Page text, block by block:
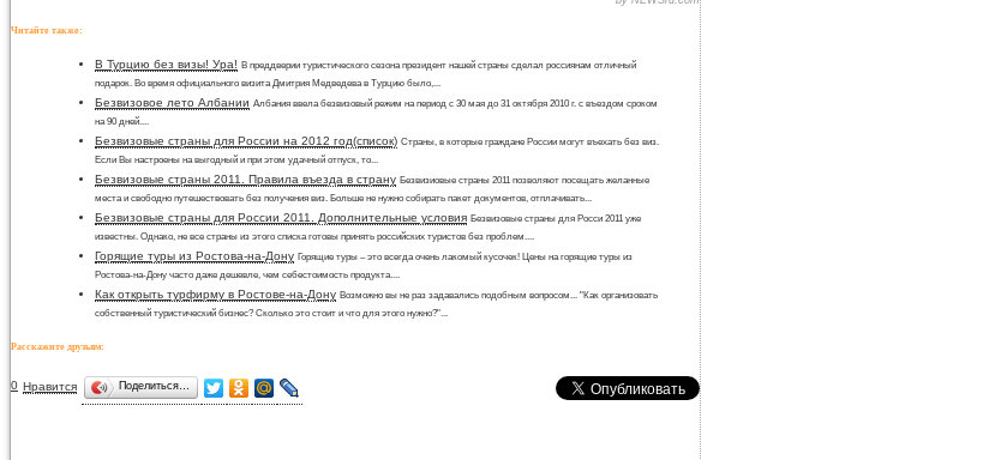
Читайте также:
В Турцию без визы! Ура! В преддверии туристического сезона президент нашей страны сделал россиянам отличный
подарок. Во время официального визита Дмитрия Медведева в Турцию было,...
Безвизовое лето Албании Албания ввела безвизовый режим на период с 30 мая до 31 октября 2010 г. с въездом сроком
на 90 дней....
Безвизовые страны для России на 2012 год(список) Cтраны, в которые граждане России могут въехать без виз.
Если Вы настроены на выгодный и при этом удачный отпуск, то...
Безвизовые страны 2011. Правила въезда в страну Безвизиовые страны 2011 позволяют посещать желанные
места и свободно путешествовать без получения виз. Больше не нужно собирать пакет документов, отплачивать...
Безвизовые страны для России 2011. Дополнительные условия Безвизовые страны для Росси 2011 уже
известны. Однако, не все страны из этого списка готовы принять российских туристов без проблем....
Горящие туры из Ростова-на-Дону Горящие туры – это всегда очень лакомый кусочек! Цены на горящие туры из
Ростова-на-Дону часто даже дешевле, чем себестоимость продукта....
Как открыть турфирму в Ростове-на-Дону Возможно вы не раз задавались подобным вопросом... "Как организовать
собственный туристический бизнес? Сколько это стоит и что для этого нужно?"...
Расскажите друзьям:
0 Нравится Поделиться…